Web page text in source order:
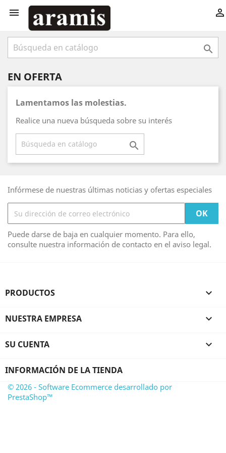
 

EN OFERTA
Lamentamos las molestias.
Realice una nueva búsqueda sobre su interés

Infórmese de nuestras últimas noticias y ofertas especiales
Puede darse de baja en cualquier momento. Para ello,
consulte nuestra información de contacto en el aviso legal.
PRODUCTOS 
NUESTRA EMPRESA 
SU CUENTA 
INFORMACIÓN DE LA TIENDA
© 2026 - Software Ecommerce desarrollado por
PrestaShop™